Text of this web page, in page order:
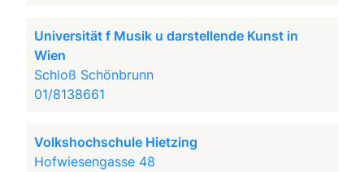
Universität f Musik u darstellende Kunst in
Wien
Schloß Schönbrunn
01/8138661
Volkshochschule Hietzing
Hofwiesengasse 48